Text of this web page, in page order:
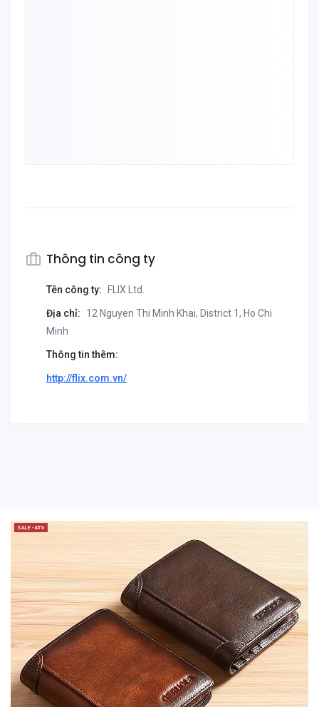
Thông tin công ty
Tên công ty: FLIX Ltd.
Địa chỉ:
12 Nguyen Thi Minh Khai, District 1, Ho Chi
Minh
Thông tin thêm:
http://flix.com.vn/
SALE -45%